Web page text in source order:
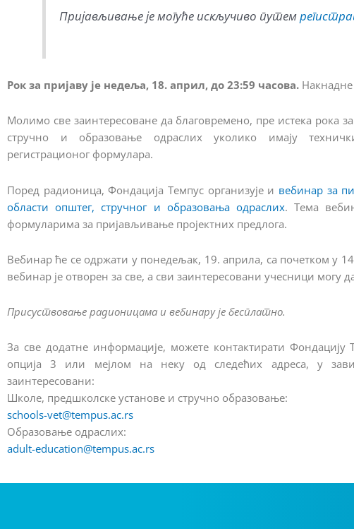
Пријављивање је могуће искључиво путем
Рок за пријаву је недеља, 18. април, до 23:59 часова.
Молимо све заинтересоване да благовремено, пре истека рока
стручно и образовање одраслих уколико имају
регистрационог формулара.
Поред радионица, Фондација Темпус организује и вебинар за
области општег, стручног и образовања одраслих. Тема
формуларима за пријављивање пројектних предлога.
Вебинар ће се одржати у понедељак, 19. априла, са почетком у
вебинар је отворен за све, а сви заинтересовани учесници могу
Присуствовање радионицама и вебинару је бесплатно.
За све додатне информације, можете контактирати
опција 3 или мејлом на неку од следећих адреса, у
заинтересовани:
Школе, предшколске установе и стручно образовање:
schools-vet@tempus.ac.rs
Образовање одраслих:
adult-education@tempus.ac.rs